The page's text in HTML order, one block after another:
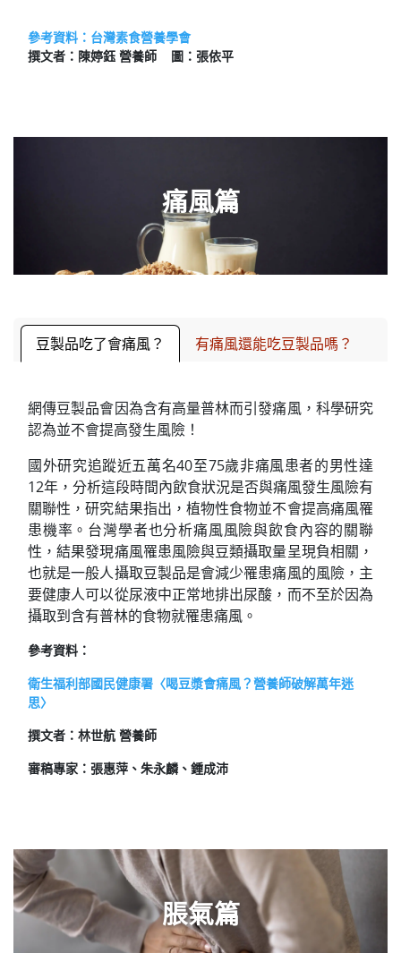
參考資料：台灣素食營養學會
撰文者：陳婷鈺 營養師 圖：張依平
痛風篇
豆製品吃了會痛風？ 有痛風還能吃豆製品嗎？
網傳豆製品會因為含有高量普林而引發痛風，科學研究
認為並不會提高發生風險！
國外研究追蹤近五萬名40至75歲非痛風患者的男性達
12年，分析這段時間內飲食狀況是否與痛風發生風險有
關聯性，研究結果指出，植物性食物並不會提高痛風罹
患機率。台灣學者也分析痛風風險與飲食內容的關聯
性，結果發現痛風罹患風險與豆類攝取量呈現負相關，
也就是一般人攝取豆製品是會減少罹患痛風的風險，主
要健康人可以從尿液中正常地排出尿酸，而不至於因為
攝取到含有普林的食物就罹患痛風。
參考資料：
衛生福利部國民健康署〈喝豆漿會痛風？營養師破解萬年迷
思〉
撰文者：林世航 營養師
審稿專家：張惠萍、朱永麟、鍾成沛
脹氣篇